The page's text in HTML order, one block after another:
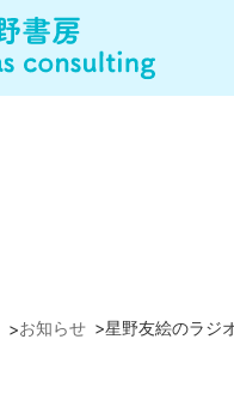
>お知らせ >星野友絵のラジ